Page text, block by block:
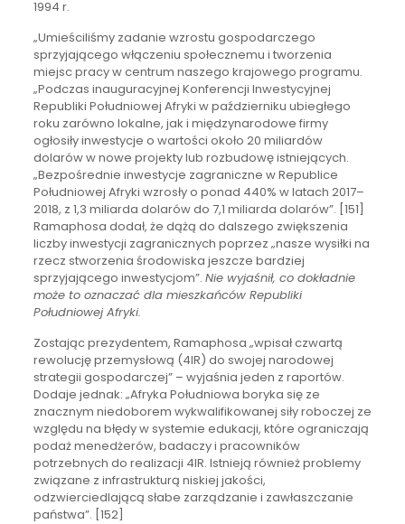
1994 r.
„Umieściliśmy zadanie wzrostu gospodarczego
sprzyjającego włączeniu społecznemu i tworzenia
miejsc pracy w centrum naszego krajowego programu.
„Podczas inauguracyjnej Konferencji Inwestycyjnej
Republiki Południowej Afryki w październiku ubiegłego
roku zarówno lokalne, jak i międzynarodowe firmy
ogłosiły inwestycje o wartości około 20 miliardów
dolarów w nowe projekty lub rozbudowę istniejących.
„Bezpośrednie inwestycje zagraniczne w Republice
Południowej Afryki wzrosły o ponad 440% w latach 2017–
2018, z 1,3 miliarda dolarów do 7,1 miliarda dolarów”. [151]
Ramaphosa dodał, że dążą do dalszego zwiększenia
liczby inwestycji zagranicznych poprzez „nasze wysiłki na
rzecz stworzenia środowiska jeszcze bardziej
sprzyjającego inwestycjom”. Nie wyjaśnił, co dokładnie
może to oznaczać dla mieszkańców Republiki
Południowej Afryki.
Zostając prezydentem, Ramaphosa „wpisał czwartą
rewolucję przemysłową (4IR) do swojej narodowej
strategii gospodarczej” – wyjaśnia jeden z raportów.
Dodaje jednak: „Afryka Południowa boryka się ze
znacznym niedoborem wykwalifikowanej siły roboczej ze
względu na błędy w systemie edukacji, które ograniczają
podaż menedżerów, badaczy i pracowników
potrzebnych do realizacji 4IR. Istnieją również problemy
związane z infrastrukturą niskiej jakości,
odzwierciedlającą słabe zarządzanie i zawłaszczanie
państwa”. [152]